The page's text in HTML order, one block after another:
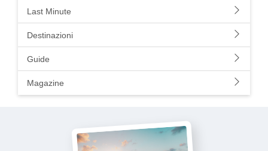
Last Minute
Destinazioni
Guide
Magazine